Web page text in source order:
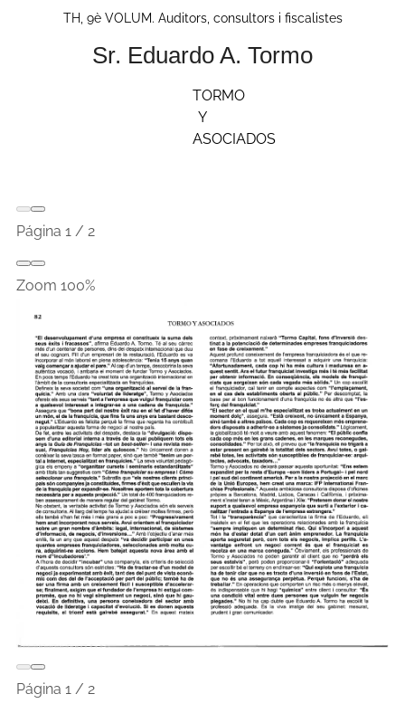
TH, 9è VOLUM. Auditors, consultors i fiscalistes
Sr. Eduardo A. Tormo
TORMO
Y
ASOCIADOS
Página 1 / 2
Zoom 100%
Página 1 / 2